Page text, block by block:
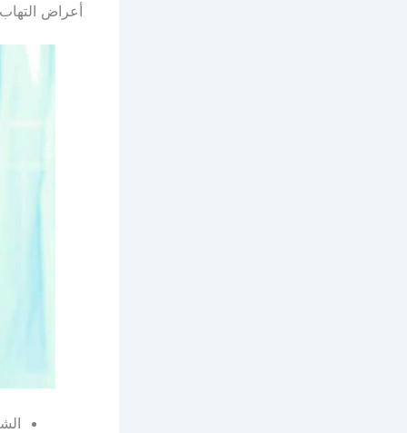
أعراض التهاب